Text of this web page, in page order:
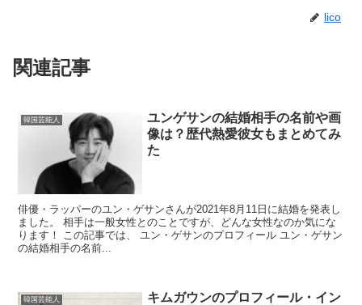
lico
関連記事
韓国芸能人
ユンゲサンの結婚相手の名前や画
像は？歴代熱愛彼女もまとめてみ
た
俳優・ラッパーのユン・ゲサンさんが2021年8月11日に結婚を発表し
ました。 相手は一般女性とのことですが、どんな女性なのか気にな
ります！ この記事では、 ユン・ゲサンのプロフィール ユン・ゲサン
の結婚相手の名前...
韓国芸能人
キムガウンのプロフィール・イン